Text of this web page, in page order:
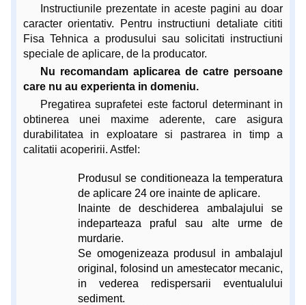
Instructiunile prezentate in aceste pagini au doar
caracter orientativ. Pentru instructiuni detaliate cititi
Fisa Tehnica a produsului sau solicitati instructiuni
speciale de aplicare, de la producator.
Nu recomandam aplicarea de catre persoane
care nu au experienta in domeniu.
Pregatirea suprafetei este factorul determinant in
obtinerea unei maxime aderente, care asigura
durabilitatea in exploatare si pastrarea in timp a
calitatii acoperirii. Astfel:
Produsul se conditioneaza la temperatura
de aplicare 24 ore inainte de aplicare.
Inainte de deschiderea ambalajului se
indeparteaza praful sau alte urme de
murdarie.
Se omogenizeaza produsul in ambalajul
original, folosind un amestecator mecanic,
in vederea redispersarii eventualului
sediment.